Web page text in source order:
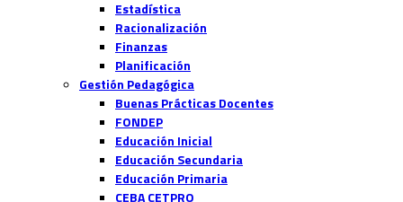
Estadística
Racionalización
Finanzas
Planificación
Gestión Pedagógica
Buenas Prácticas Docentes
FONDEP
Educación Inicial
Educación Secundaria
Educación Primaria
CEBA CETPRO